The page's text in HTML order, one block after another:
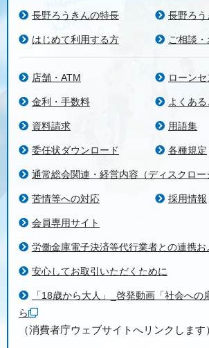
長野ろうきんの特長 長野ろ
はじめて利用する方 ご相談
店舗・ATM ローン
金利・手数料 よくある
資料請求 用語集
委任状ダウンロード 各種規定
通常総会関連・経営内容（ディスクロー
苦情等への対応 採用情報
会員専用サイト
労働金庫電子決済等代行業者との連携
安心してお取引いただくために
「18歳から大人」_啓発動画「社会への
ら
（消費者庁ウェブサイトへリンクします